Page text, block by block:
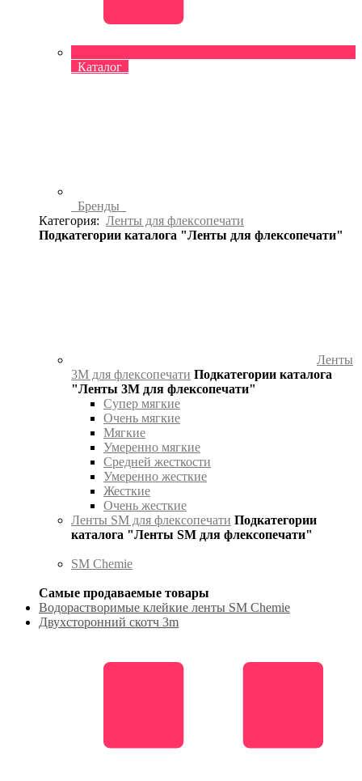
Каталог
Бренды
Категория: Ленты для флексопечати
Подкатегории каталога "Ленты для флексопечати"
Ленты
3М для флексопечати Подкатегории каталога
"Ленты 3М для флексопечати"
Супер мягкие
Очень мягкие
Мягкие
Умеренно мягкие
Средней жесткости
Умеренно жесткие
Жесткие
Очень жесткие
Ленты SM для флексопечати Подкатегории
каталога "Ленты SM для флексопечати"
SM Chemie
Самые продаваемые товары
Водорастворимые клейкие ленты SM Chemie
Двухсторонний скотч 3m